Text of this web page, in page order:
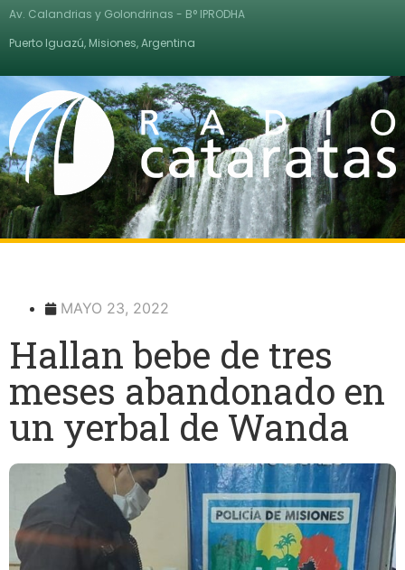
Av. Calandrias y Golondrinas - B° IPRODHA
Puerto Iguazú, Misiones, Argentina
MAYO 23, 2022
Hallan bebe de tres
meses abandonado en
un yerbal de Wanda